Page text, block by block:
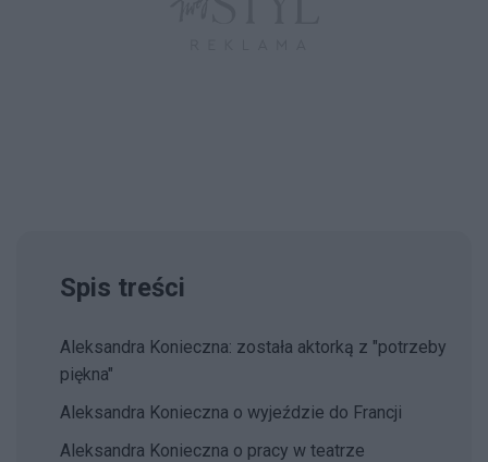
Spis treści
Aleksandra Konieczna: została aktorką z "potrzeby
piękna"
Aleksandra Konieczna o wyjeździe do Francji
Aleksandra Konieczna o pracy w teatrze